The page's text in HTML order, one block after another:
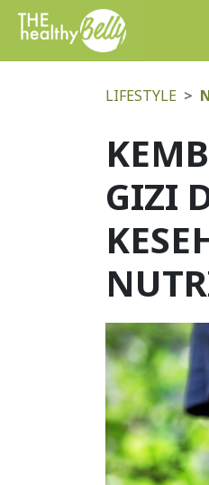
LIFESTYLE
GIZI